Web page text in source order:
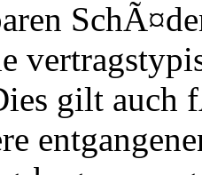
gilt auch